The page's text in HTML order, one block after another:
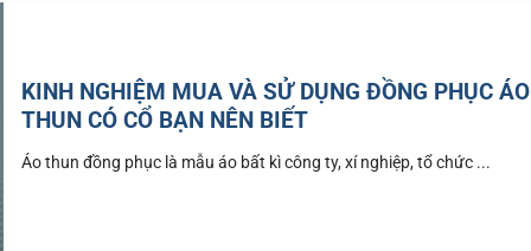
KINH NGHIỆM MUA VÀ SỬ DỤNG ĐỒNG PHỤC ÁO
THUN CÓ CỔ BẠN NÊN BIẾT
Áo thun đồng phục là mẫu áo bất kì công ty, xí nghiệp, tổ chức ...